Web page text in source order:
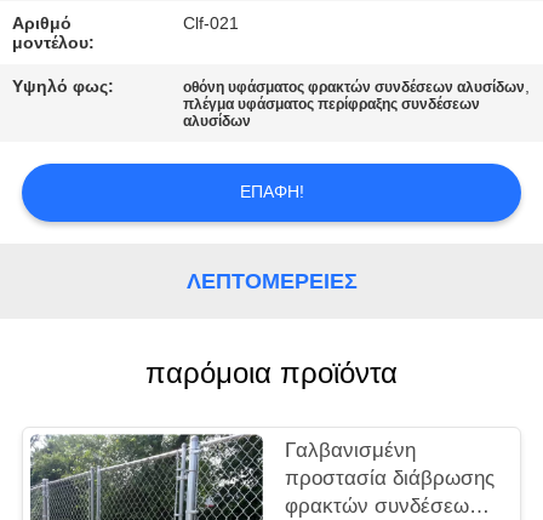
ΖΗΤΉΣΤΕ
ΑΠΌΣΠΑΣΜΑ
SITEMAP
Αριθμό
μοντέλου:
Clf-021
Υψηλό φως: οθόνη υφάσματος φρακτών συνδέσεων αλυσίδων,
πλέγμα υφάσματος περίφραξης συνδέσεων
αλυσίδων
ΕΠΑΦΉ!
ΛΕΠΤΟΜΈΡΕΙΕΣ
παρόμοια προϊόντα
Γαλβανισμένη
προστασία διάβρωσης
φρακτών συνδέσεων